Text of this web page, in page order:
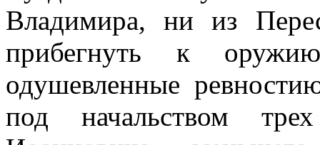
Владимира, ни из
прибегнуть к
одушевленные
под начальством